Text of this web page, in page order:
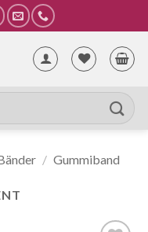
/ Gummiband